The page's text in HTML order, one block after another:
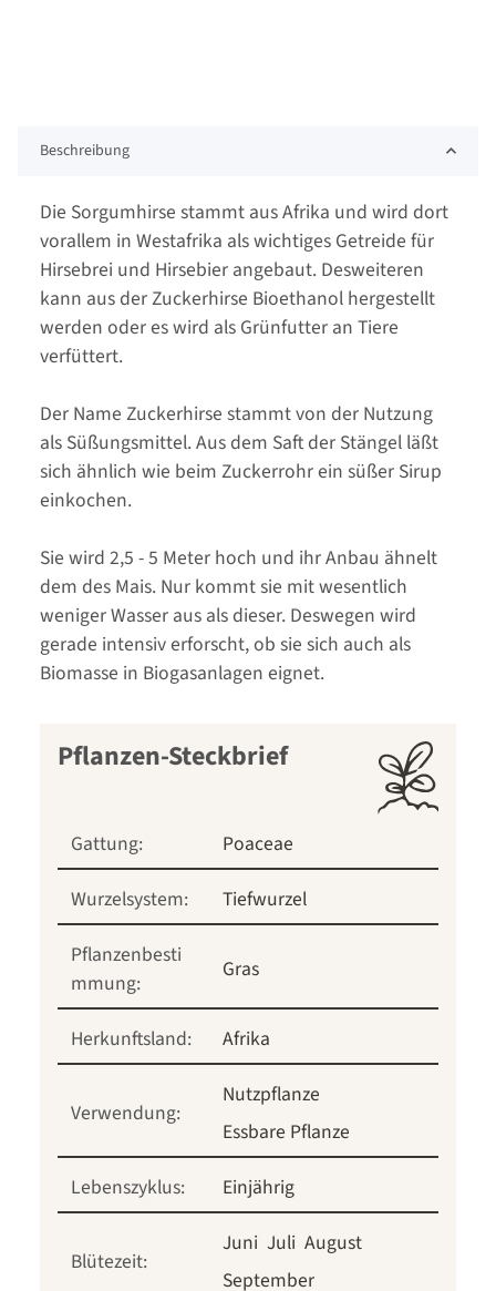
Beschreibung
Die Sorgumhirse stammt aus Afrika und wird dort
vorallem in Westafrika als wichtiges Getreide für
Hirsebrei und Hirsebier angebaut. Desweiteren
kann aus der Zuckerhirse Bioethanol hergestellt
werden oder es wird als Grünfutter an Tiere
verfüttert.
Der Name Zuckerhirse stammt von der Nutzung
als Süßungsmittel. Aus dem Saft der Stängel läßt
sich ähnlich wie beim Zuckerrohr ein süßer Sirup
einkochen.
Sie wird 2,5 - 5 Meter hoch und ihr Anbau ähnelt
dem des Mais. Nur kommt sie mit wesentlich
weniger Wasser aus als dieser. Deswegen wird
gerade intensiv erforscht, ob sie sich auch als
Biomasse in Biogasanlagen eignet.
Pflanzen-Steckbrief
Gattung:
Poaceae
Wurzelsystem:
Tiefwurzel
Pflanzenbesti
mmung:
Gras
Herkunftsland: Afrika
Verwendung:
Nutzpflanze
Essbare Pflanze
Lebenszyklus:
Einjährig
Blütezeit:
Juni Juli August
September